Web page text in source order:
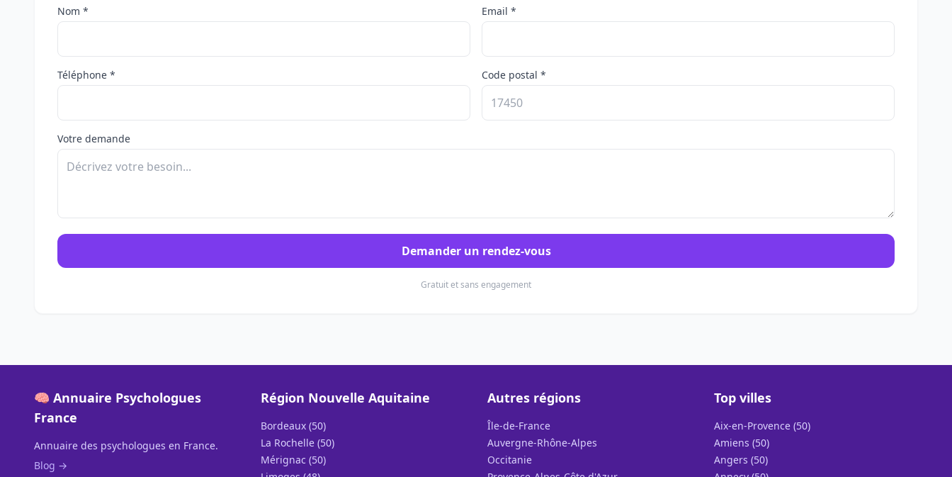
Nom * Email *
Téléphone * Code postal *
Votre demande
Demander un rendez-vous
Gratuit et sans engagement
🧠 Annuaire Psychologues
France
Annuaire des psychologues en France.
Blog →
Région Nouvelle Aquitaine
Bordeaux (50)
La Rochelle (50)
Mérignac (50)
Autres régions
Île-de-France
Auvergne-Rhône-Alpes
Occitanie
Top villes
Aix-en-Provence (50)
Amiens (50)
Angers (50)